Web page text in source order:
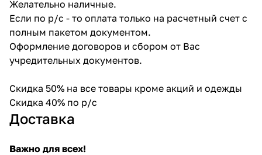
Желательно наличные.
Если по р/с - то оплата только на расчетный счет с
полным пакетом документом.
Оформление договоров и сбором от Вас
учредительных документов.
Скидка 50% на все товары кроме акций и одежды
Скидка 40% по р/с
Доставка
Важно для всех!